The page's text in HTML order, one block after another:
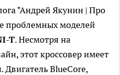
"Андрей Якунин | Про
проблемных моделей
T. Несмотря на
этот кроссовер имеет
Двигатель BlueCore,